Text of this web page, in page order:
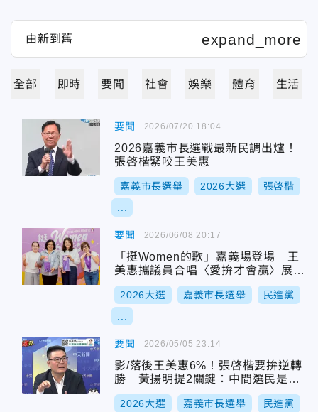
全部 即時 要聞 社會 娛樂 體育 生活
要聞
2026嘉義市長選戰最新民調出爐！
張啓楷緊咬王美惠
嘉義市長選舉 2026大選 張啓楷
2026/07/20 18:04
要聞
「挺Women的歌」嘉義場登場 王
美惠攜議員合唱〈愛拚才會贏〉展團
結
2026大選 嘉義市長選舉 民進黨
2026/06/08 20:17
要聞
影/落後王美惠6%！張啓楷要拚逆轉
勝 黃揚明提2關鍵：中間選民是分
水嶺
2026大選 嘉義市長選舉 民進黨
2026/05/05 23:14